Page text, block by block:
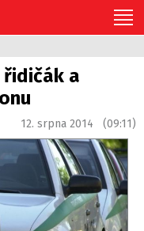
řidičák a
12. srpna 2014 (09:11)